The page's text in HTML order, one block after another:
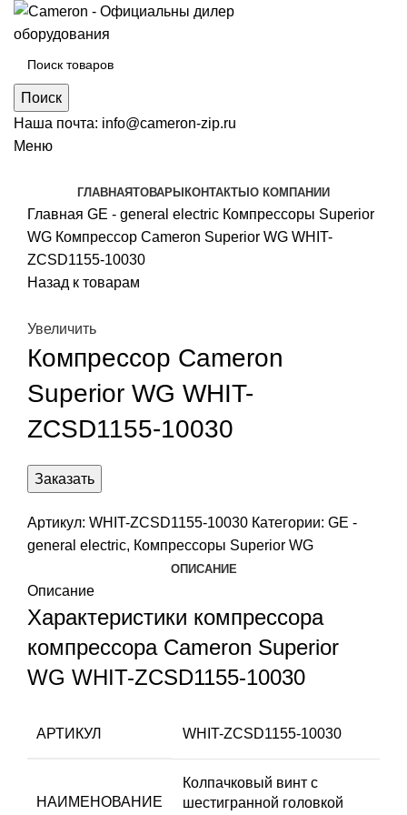
Поиск
Наша почта: info@cameron-zip.ru
Меню
ГЛАВНАЯТОВАРЫ КОНТАКТЫ О КОМПАНИИ
Главная GE - general electric Компрессоры Superior
WG Компрессор Cameron Superior WG WHIT-
ZCSD1155-10030
Назад к товарам
Увеличить
Компрессор Cameron
Superior WG WHIT-
ZCSD1155-10030
Заказать
Артикул: WHIT-ZCSD1155-10030 Категории: GE -
general electric, Компрессоры Superior WG
ОПИСАНИЕ
Описание
Характеристики компрессора
компрессора Cameron Superior
WG WHIT-ZCSD1155-10030
АРТИКУЛ WHIT-ZCSD1155-10030
НАИМЕНОВАНИЕ
Колпачковый винт с
шестигранной головкой